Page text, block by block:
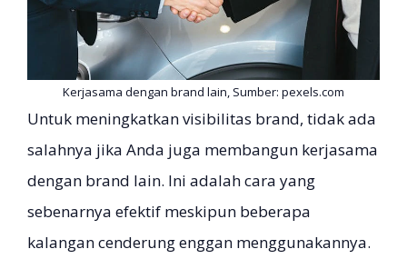
Kerjasama dengan brand lain, Sumber: pexels.com
Untuk meningkatkan visibilitas brand, tidak ada
salahnya jika Anda juga membangun kerjasama
dengan brand lain. Ini adalah cara yang
sebenarnya efektif meskipun beberapa
kalangan cenderung enggan menggunakannya.